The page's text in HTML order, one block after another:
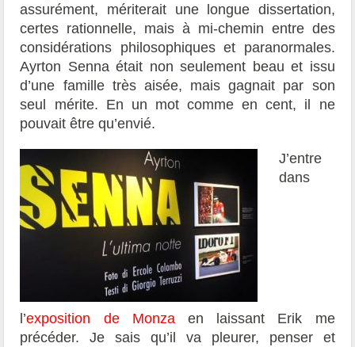
assurément, mériterait une longue dissertation,
certes rationnelle, mais à mi-chemin entre des
considérations philosophiques et paranormales.
Ayrton Senna était non seulement beau et issu
d’une famille très aisée, mais gagnait par son
seul mérite. En un mot comme en cent, il ne
pouvait être qu’envié.
J’entre
dans
l’exposition de Monzaen laissant Erik me
précéder. Je sais qu’il va pleurer, penser et